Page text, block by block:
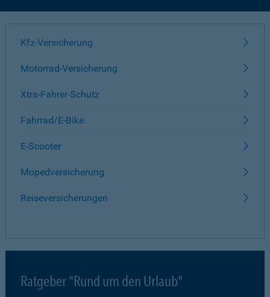
Kfz-Versicherung
Motorrad-Versicherung
Xtra-Fahrer-Schutz
Fahrrad/E-Bike
E-Scooter
Mopedversicherung
Reiseversicherungen
Ratgeber "Rund um den Urlaub"